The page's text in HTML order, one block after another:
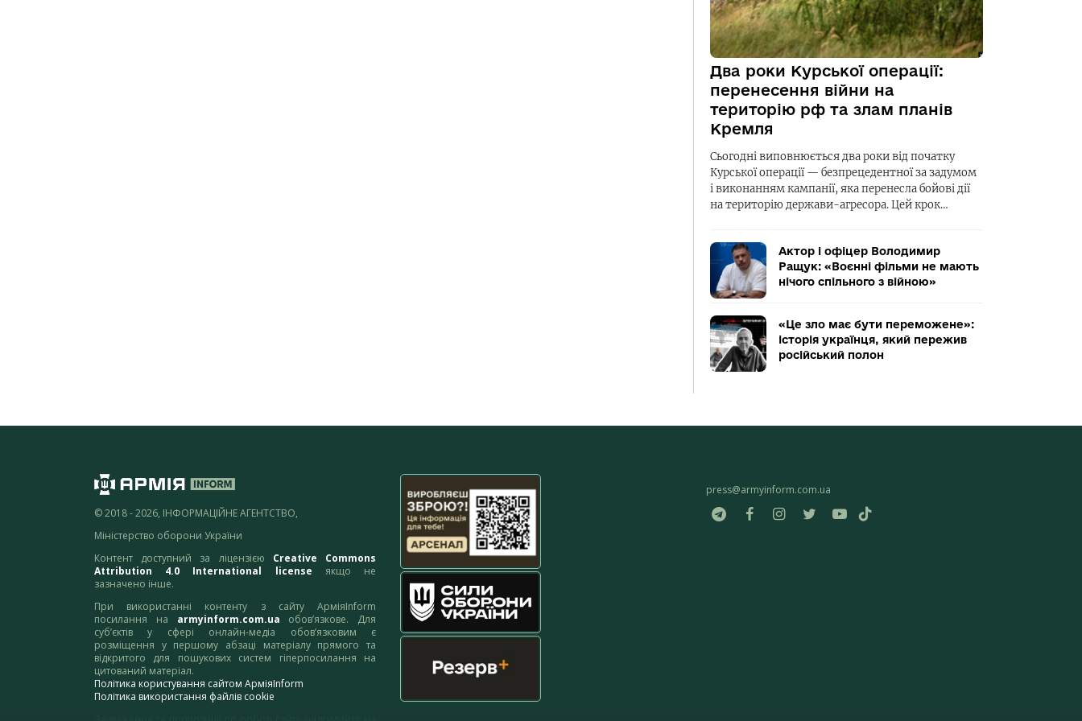
Два роки Курської операції:
перенесення війни на
територію рф та злам планів
Кремля
Сьогодні виповнюється два роки від початку
Курської операції — безпрецедентної за задумом
і виконанням кампанії, яка перенесла бойові дії
на територію держави-агресора. Цей крок…
Актор і офіцер Володимир
Ращук: «Воєнні фільми не мають
нічого спільного з війною»
«Це зло має бути переможене»:
історія українця, який пережив
російський полон
© 2018 - 2026, ІНФОРМАЦІЙНЕ АГЕНТСТВО,
Міністерство оборони України
Контент доступний за ліцензією Creative Commons
Attribution 4.0 International license якщо не
зазначено інше.
При використанні контенту з сайту АрміяInform
посилання на armyinform.com.ua обов’язкове. Для
суб’єктів у сфері онлайн-медіа обов’язковим є
розміщення у першому абзаці матеріалу прямого та
відкритого для пошукових систем гіперпосилання на
цитований матеріал.
Політика користування сайтом АрміяInform
Політика використання файлів cookie
press@armyinform.com.ua